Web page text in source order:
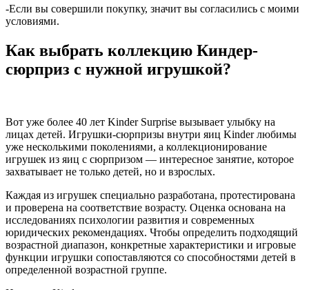
-Если вы совершили покупку, значит вы согласились с моими
условиями.
Как выбрать коллекцию Киндер-
сюрприз с нужной игрушкой?
Вот уже более 40 лет Kinder Surprise вызывает улыбку на
лицах детей. Игрушки-сюрпризы внутри яиц Kinder любимы
уже несколькими поколениями, а коллекционирование
игрушек из яиц с сюрпризом — интересное занятие, которое
захватывает не только детей, но и взрослых.
Каждая из игрушек специально разработана, протестирована
и проверена на соответствие возрасту. Оценка основана на
исследованиях психологии развития и современных
юридических рекомендациях. Чтобы определить подходящий
возрастной диапазон, конкретные характеристики и игровые
функции игрушки сопоставляются со способностями детей в
определенной возрастной группе.